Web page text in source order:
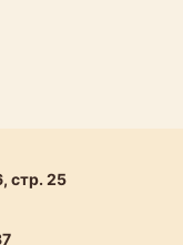
стр. 25